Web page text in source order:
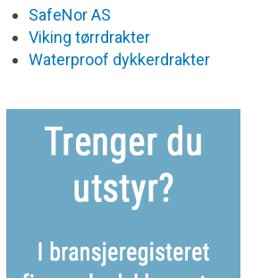
SafeNor AS
Viking tørrdrakter
Waterproof dykkerdrakter